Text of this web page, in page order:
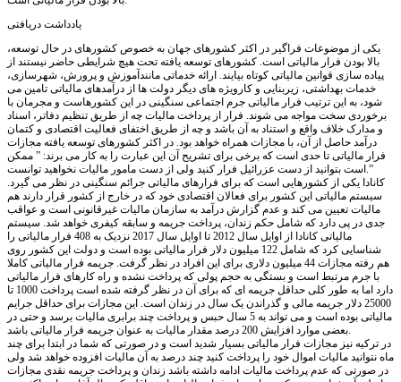
یادداشت دریافتی
یکی از موضوعات فراگیر در اکثر کشورهای جهان به خصوص کشورهای در حال توسعه،
بالا بودن فرار مالیاتی است. کشورهای توسعه یافته تحت هیچ شرایطی حاضر نیستند از
پیاده سازی قوانین مالیاتی کوتاه بیایند. ارائه خدماتی مانندآموزش و پرورش، شهرسازی،
خدمات بهداشتی، زیربنایی و کارویژه های دیگر دولت ها از درآمدهای مالیاتی تامین می
شود، به این ترتیب فرار مالیاتی جرم اجتماعی سنگینی در این کشورهاست و مجرمان با
برخوردی سخت مواجه می شوند. فرار از پرداخت مالیات چه از طریق تنظیم دفاتر، اسناد
و مدارک خلاف واقع و استناد به آن باشد و چه از طریق اختفای فعالیت اقتصادی و کتمان
درآمد حاصل از آن، با مجازات همراه خواهد بود. در اکثر کشورهای توسعه یافته مجازات
فرار مالیاتی تا حدی است که برخی برای تشریح آن این عبارت را به کار می برند: ” ممکن
است بتوانید از دست عزرائیل فرار کنید ولی از دست مامور مالیات نخواهید توانست.”
کانادا یکی از کشورهایی است که برای فرارهای مالیاتی جرائم سنگینی در نظر می گیرد.
سیستم مالیاتی این کشور برای فعالان اقتصادی خود که در خارج از کشور قرار دارند هم
مالیات تعیین می کند و عدم گزارش درآمد به سازمان مالیات غیرقانونی است و عواقب
جدی در پی دارد که شامل حکم زندان، پرداخت جریمه و سابقه کیفری خواهد شد. سیستم
مالیاتی کانادا از اوایل سال 2012 تا اوایل سال 2017 نزدیک به 408 فرار مالیاتی را
شناسایی کرد که شامل 122 میلیون دلار فرار مالیاتی بوده است و دولت این کشور روی
هم رفته مجازات 44 میلیون دلاری برای این افراد در نظر گرفت. جریمه فرار مالیاتی کاملا
با جرم مرتبط است و بستگی به حجم پولی که پرداخت نشده و راه کارهای فرار مالیاتی
دارد اما به طور کلی حداقل جریمه ای که برای آن در نظر گرفته شده است پرداخت 1000 تا
25000 دلار جریمه مالی و گذراندن یک سال در زندان است. این مجازات برای حداقل جرایم
مالیاتی بوده است و می تواند به 5 سال حبس و پرداخت چند برابری مالیات برسد و حتی در
بعضی موارد افزایش 200 درصد مقدار مالیات به عنوان جریمه فرار مالیاتی باشد.
در ترکیه نیز مجازات فرار مالیاتی بسیار شدید است و در صورتی که شما در ابتدا برای چند
ماه نتوانید مالیات اموال خود را پرداخت کنید چند درصد به آن مالیات افزوده خواهد شد ولی
در صورتی که عدم پرداخت مالیات ادامه داشته باشد زندان و پرداخت جریمه نقدی مجازات